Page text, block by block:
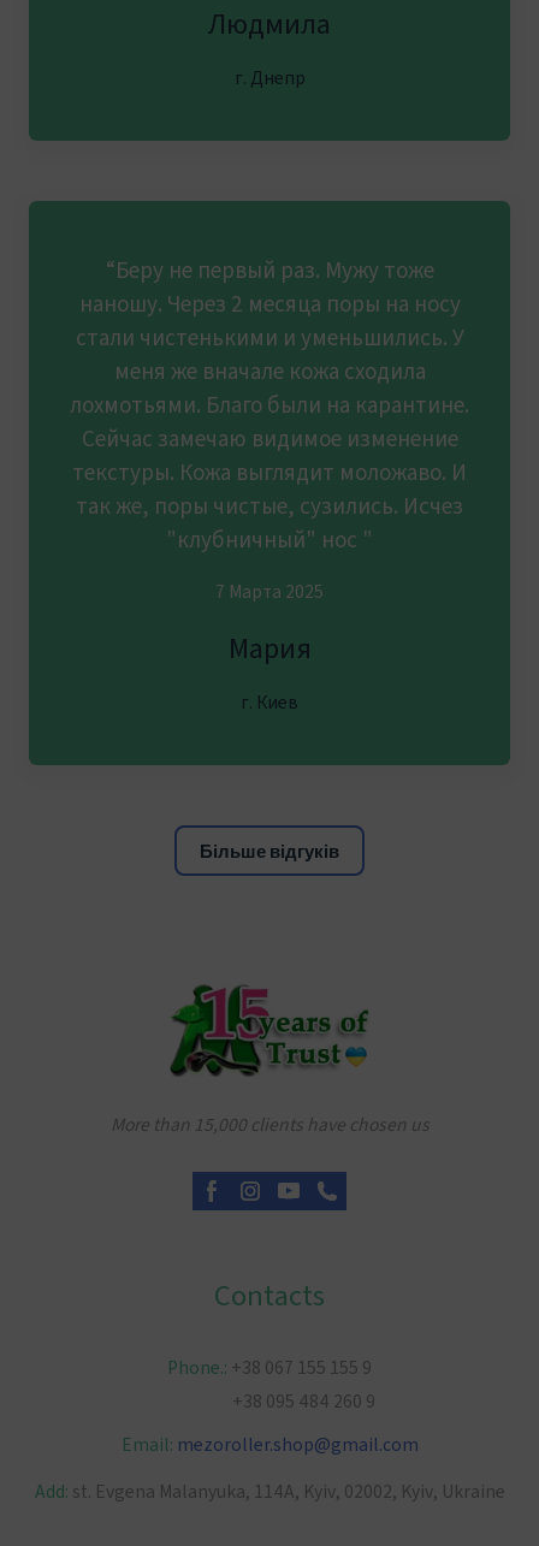
Людмила
г. Днепр
“Беру не первый раз. Мужу тоже
наношу. Через 2 месяца поры на носу
стали чистенькими и уменьшились. У
меня же вначале кожа сходила
лохмотьями. Благо были на карантине.
Сейчас замечаю видимое изменение
текстуры. Кожа выглядит моложаво. И
так же, поры чистые, сузились. Исчез
"клубничный" нос "
7 Марта 2025
Мария
г. Киев
Більше відгуків
More than 15,000 clients have chosen us
Contacts
Phone.: +38 067 155 155 9
+38 095 484 260 9
Email: mezoroller.shop@gmail.com
Add: st. Evgena Malanyuka, 114A, Kyiv, 02002, Kyiv, Ukraine